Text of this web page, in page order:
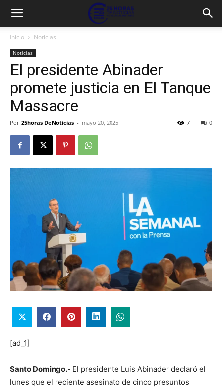
Inicio Noticias
Noticias
El presidente Abinader
promete justicia en El Tanque
Massacre
Por 25horas DeNoticias - mayo 20, 2025 0
7
[ad_1]
Santo Domingo.- El presidente Luis Abinader declaró el
lunes que el reciente asesinato de cinco presuntos